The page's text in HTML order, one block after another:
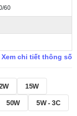
60
Xem chi tiết thông số
15W
50W 5W - 3C